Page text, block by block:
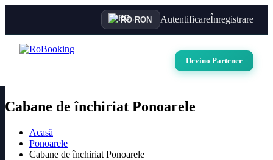
RO·RON AutentificareÎnregistrare
Devino Partener
Cabane de închiriat Ponoarele
Acasă
Ponoarele
Cabane de închiriat Ponoarele